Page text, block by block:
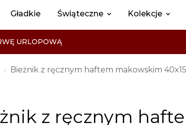
Gładkie Świąteczne Kolekcje
URLOPOWĄ
Bieżnik z ręcznym haftem makowskim
z ręcznym